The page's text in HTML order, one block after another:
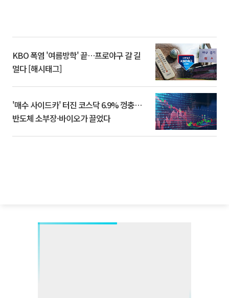
KBO 폭염 '여름방학' 끝…프로야구 갈 길
멀다 [해시태그]
'매수 사이드카' 터진 코스닥 6.9% 껑충…
반도체 소부장·바이오가 끌었다